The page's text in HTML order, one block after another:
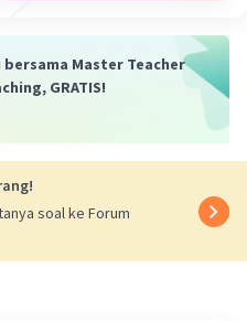
detik
Master Teacher
GRATIS!
soal ke Forum